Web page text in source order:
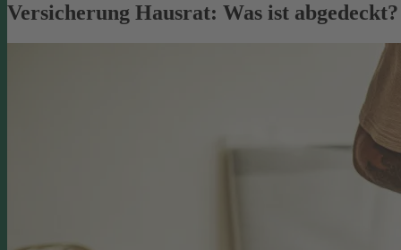
Versicherung Hausrat: Was ist abgedeckt?